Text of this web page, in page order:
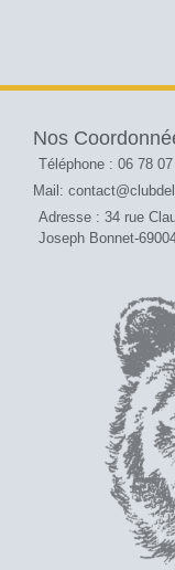
Nos
Téléphone : 06 78
Mail:
Adresse : 34 rue
Joseph Bonnet-